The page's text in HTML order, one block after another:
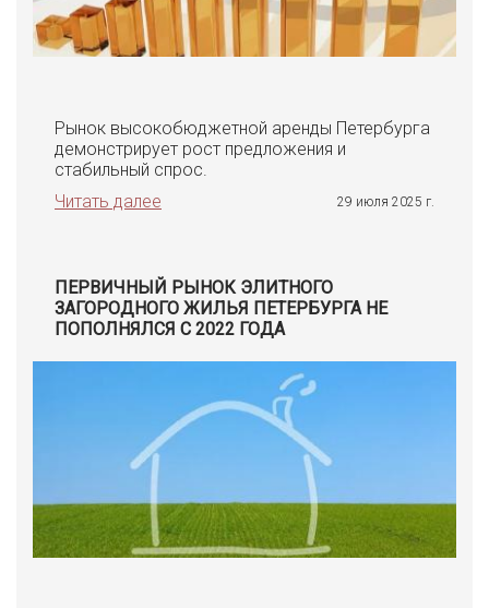
Рынок высокобюджетной аренды Петербурга
демонстрирует рост предложения и
стабильный спрос.
Читать далее
29 июля 2025 г.
ПЕРВИЧНЫЙ РЫНОК ЭЛИТНОГО
ЗАГОРОДНОГО ЖИЛЬЯ ПЕТЕРБУРГА НЕ
ПОПОЛНЯЛСЯ С 2022 ГОДА